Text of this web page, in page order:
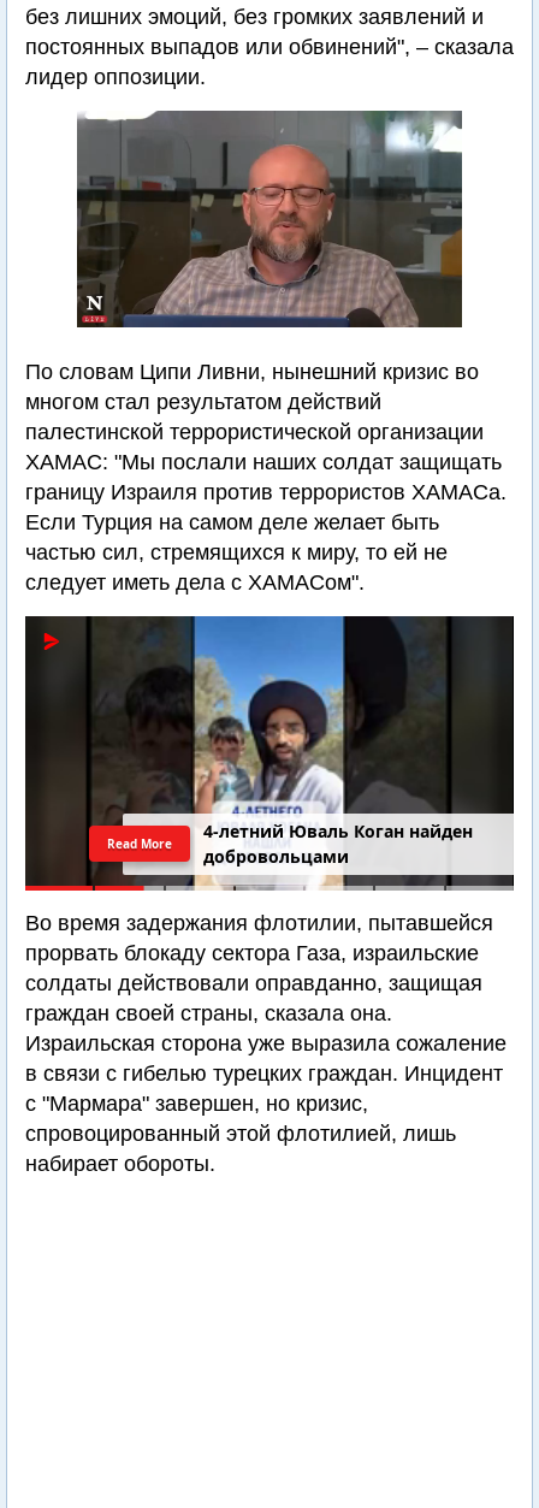
без лишних эмоций, без громких заявлений и
постоянных выпадов или обвинений", – сказала
лидер оппозиции.
По словам Ципи Ливни, нынешний кризис во
многом стал результатом действий
палестинской террористической организации
ХАМАС: "Мы послали наших солдат защищать
границу Израиля против террористов ХАМАСа.
Если Турция на самом деле желает быть
частью сил, стремящихся к миру, то ей не
следует иметь дела с ХАМАСом".
4-летний Юваль Коган найден
добровольцами
Read More
Во время задержания флотилии, пытавшейся
прорвать блокаду сектора Газа, израильские
солдаты действовали оправданно, защищая
граждан своей страны, сказала она.
Израильская сторона уже выразила сожаление
в связи с гибелью турецких граждан. Инцидент
с "Мармара" завершен, но кризис,
спровоцированный этой флотилией, лишь
набирает обороты.